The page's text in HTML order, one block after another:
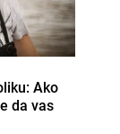
Ako
da vas